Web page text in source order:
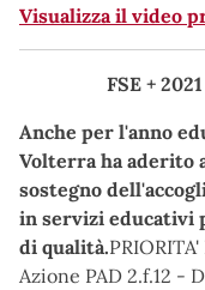
Visualizza il video
FSE +
Anche per l'anno
Volterra ha aderito
sostegno
in servizi educativi
di qualità.
Azione PAD 2.f.12 -